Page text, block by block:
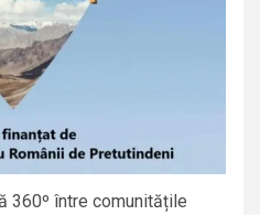
360º între comunitățile